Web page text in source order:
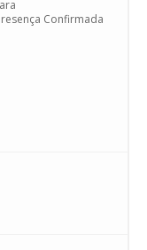
Confirmada